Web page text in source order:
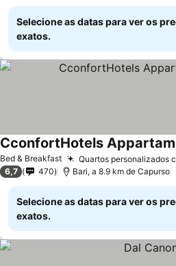
Selecione as datas para ver os
exatos.
Bed & Breakfast Quartos personalizados
CconfortHotels
6,7 470 Bari, a 8.9 km de Capurso
Selecione as datas para ver os
exatos.